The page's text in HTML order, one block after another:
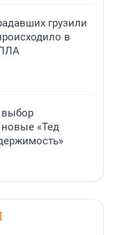
грузили
в
выбор
новые «Тед